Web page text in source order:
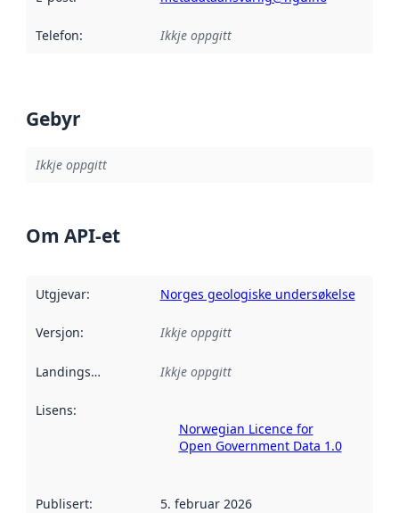
Telefon: Ikkje oppgitt
Gebyr
Ikkje oppgitt
Om API-et
Utgjevar: Norges geologiske undersøkelse
Versjon: Ikkje oppgitt
Landingsside Ikkje oppgitt
Lisens:
Norwegian Licence for
Open Government Data 1.0
Publisert: 5. februar 2026